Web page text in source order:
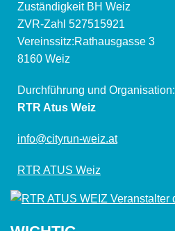
Zuständigkeit BH Weiz
ZVR-Zahl 527515921
Vereinssitz:Rathausgasse 3
8160 Weiz
Durchführung und Organisation:
RTR Atus Weiz
info@cityrun-weiz.at
RTR ATUS Weiz